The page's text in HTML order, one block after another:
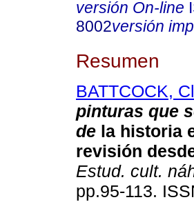
versión On-line
8002versión
Resumen
BATTCOCK,
pinturas que
de la historia
revisión
Estud. cult.
pp.95-113.